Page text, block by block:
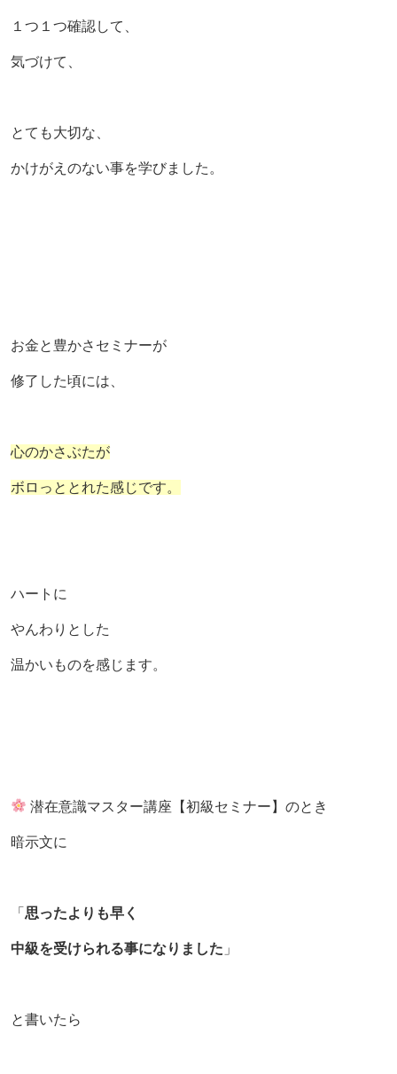
１つ１つ確認して、
気づけて、
とても大切な、
かけがえのない事を学びました。
お金と豊かさセミナーが
修了した頃には、
心のかさぶたが
ボロっととれた感じです。
ハートに
やんわりとした
温かいものを感じます。
潜在意識マスター講座【初級セミナー】のとき
暗示文に
「 思ったよりも早く
中級を受けられる事になりました 」
と書いたら